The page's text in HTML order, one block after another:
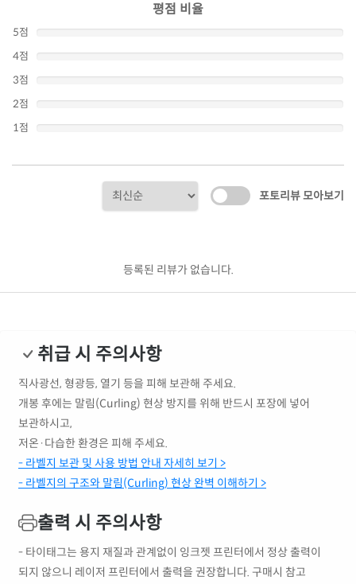
평점 비율
5점
4점
3점
2점
1점
포토리뷰 모아보기
등록된 리뷰가 없습니다.
취급 시 주의사항
직사광선, 형광등, 열기 등을 피해 보관해 주세요.
개봉 후에는 말림(Curling) 현상 방지를 위해 반드시 포장에 넣어
보관하시고,
저온·다습한 환경은 피해 주세요.
- 라벨지 보관 및 사용 방법 안내 자세히 보기 >
- 라벨지의 구조와 말림(Curling) 현상 완벽 이해하기 >
출력 시 주의사항
- 타이태그는 용지 재질과 관계없이 잉크젯 프린터에서 정상 출력이
되지 않으니 레이저 프린터에서 출력을 권장합니다. 구매시 참고